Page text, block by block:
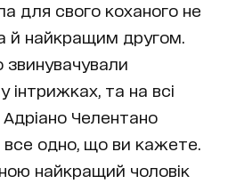
для свого коханого не
найкращим другом.
інтрижках, та на всі
Челентано
все одно, що ви кажете.
найкращий чоловік